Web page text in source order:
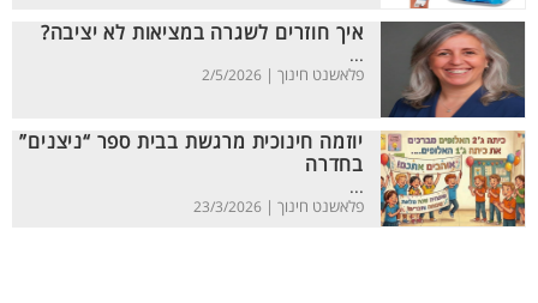
איך חוזרים לשגרה במציאות לא יציבה?
...
פלאשנט חינוך | 2/5/2026
יוזמה חינוכית מרגשת בבית ספר “ניצנים”
בחדרה
...
פלאשנט חינוך | 23/3/2026